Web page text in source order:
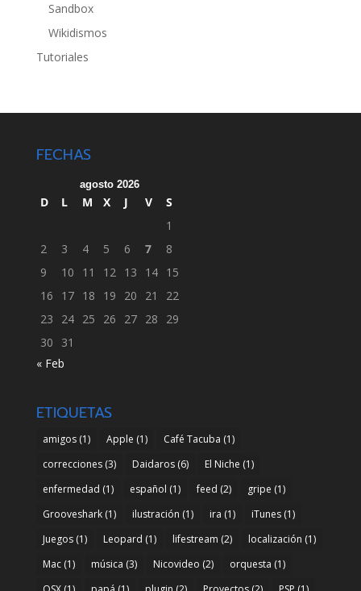
Sandbox
Wikidismos
Tutoriales
FECHAS
agosto 2026
D L M X J V
S
1
2
3 4 5 6 7
8
9
10 11 12 13 14 15
16
17 18 19 20 21
22
23
24 25 26 27 28
29
30
31
« Feb
ETIQUETAS
amigos(1) Apple (1) Café Tacuba (1)
correcciones(3) Daidaros(6) El Niche (1)
enfermedad (1) español (1) feed (2) gripe (1)
Grooveshark(1) ilustración (1) ira (1) iTunes(1)
Juegos(1) Leopard (1) lifestream (2) localización (1)
Mac(1) música (3) Nicovideo (2) orquesta (1)